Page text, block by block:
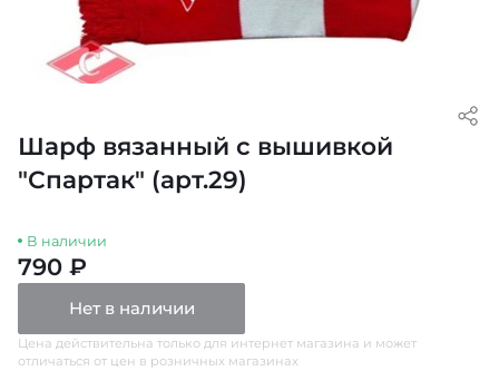
Шарф вязанный с вышивкой
"Спартак" (арт.29)
В наличии
790 ₽
Нет в наличии
Цена действительна только для интернет магазина и может
отличаться от цен в розничных магазинах